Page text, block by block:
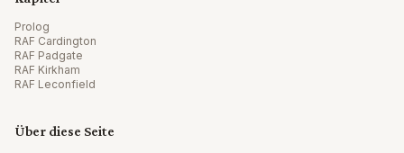
Prolog
RAF Cardington
RAF Padgate
RAF Kirkham
RAF Leconfield
Über diese Seite